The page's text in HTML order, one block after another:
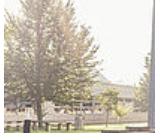
Forschung unter der
Horizont Europa
10/08/2025
Infoveranstaltung mit der Nationalen
von Wissenschaftsministerium und Hochschule
Forscher*innen unterstützen